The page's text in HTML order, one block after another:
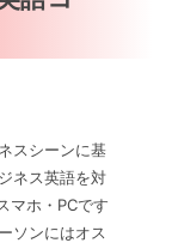
スシーンに基
ネス英語を対
マホ・PCです
ソンにはオス